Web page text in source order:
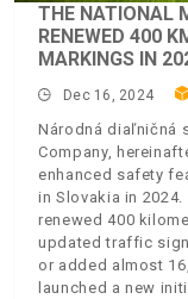
THE NATIONAL
RENEWED 400
MARKINGS IN
Dec 16, 2024
Národná diaľničná
Company,
enhanced safety
in Slovakia in
renewed 400
updated traffic
or added almost
launched a new